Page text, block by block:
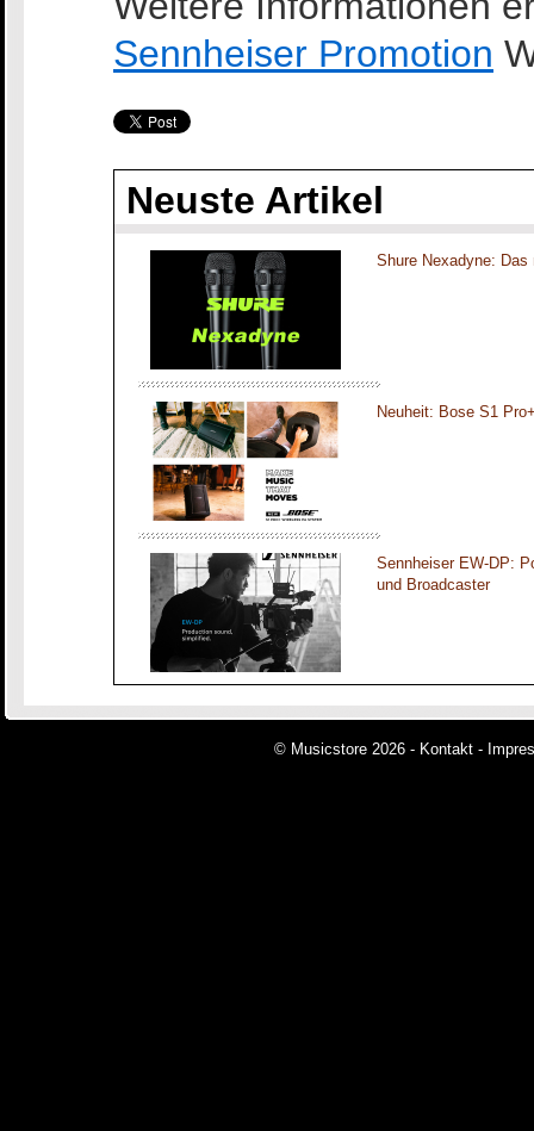
Sennheiser Promotion
Neuste Artikel
Shure Nexadyne:
Neuheit: Bose S1
Sennheiser EW-DP:
und Broadcaster
© Musicstore 2026 - Kontakt -